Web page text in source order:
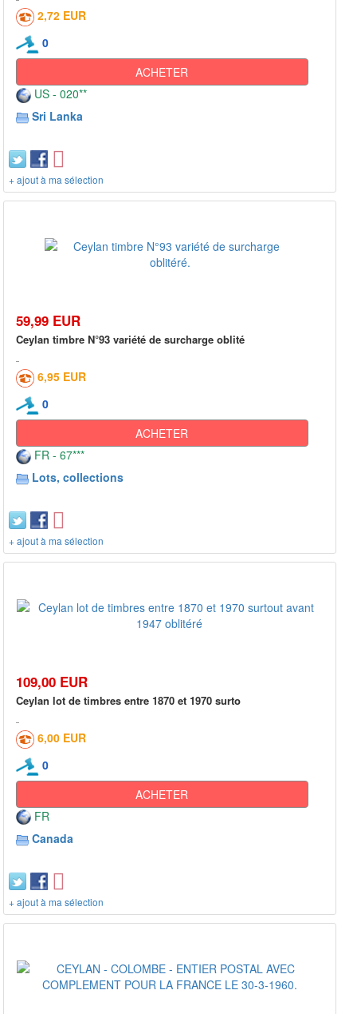
2,72 EUR
0
ACHETER
US - 020**
Sri Lanka
+ ajout à ma sélection
59,99 EUR
Ceylan timbre N°93 variété de surcharge oblité
6,95 EUR
0
ACHETER
FR - 67***
Lots, collections
+ ajout à ma sélection
109,00 EUR
Ceylan lot de timbres entre 1870 et 1970 surto
6,00 EUR
0
ACHETER
FR
Canada
+ ajout à ma sélection